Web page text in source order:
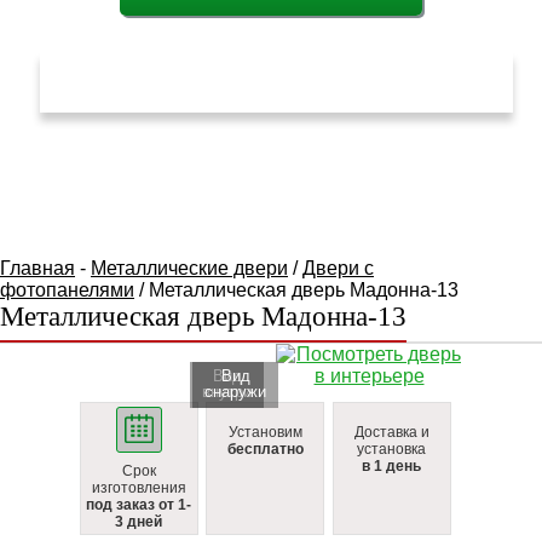
Главная - Металлические двери /Двери с
фотопанелями / Металлическая дверь Мадонна-13
Металлическая дверь Мадонна-13
Вид
внутри
Вид
cнаружи
Срок
изготовления
под заказ от 1-
3 дней
Установим
бесплатно
Доставка и
установка
в 1 день